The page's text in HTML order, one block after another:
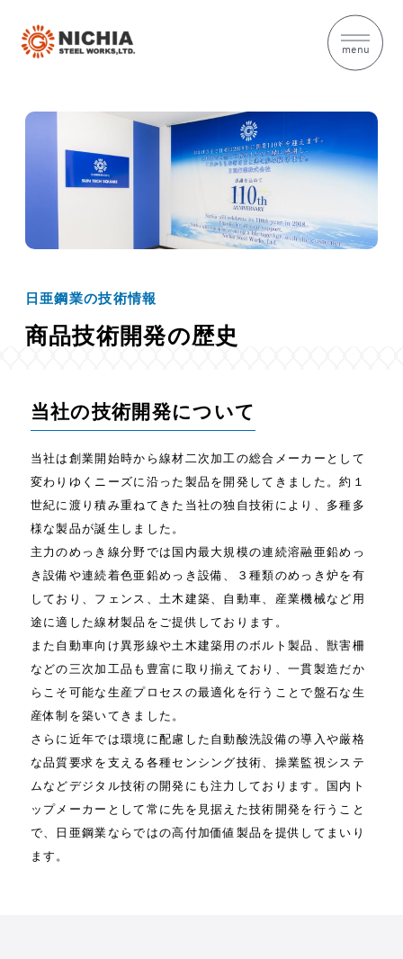
menu
日亜鋼業の技術情報
商品技術開発の歴史
当社の技術開発について
当社は創業開始時から線材二次加工の総合メーカーとして
変わりゆくニーズに沿った製品を開発してきました。約１
世紀に渡り積み重ねてきた当社の独自技術により、多種多
様な製品が誕生しました。
主力のめっき線分野では国内最大規模の連続溶融亜鉛めっ
き設備や連続着色亜鉛めっき設備、３種類のめっき炉を有
しており、フェンス、土木建築、自動車、産業機械など用
途に適した線材製品をご提供しております。
また自動車向け異形線や土木建築用のボルト製品、獣害柵
などの三次加工品も豊富に取り揃えており、一貫製造だか
らこそ可能な生産プロセスの最適化を行うことで盤石な生
産体制を築いてきました。
さらに近年では環境に配慮した自動酸洗設備の導入や厳格
な品質要求を支える各種センシング技術、操業監視システ
ムなどデジタル技術の開発にも注力しております。国内ト
ップメーカーとして常に先を見据えた技術開発を行うこと
で、日亜鋼業ならではの高付加価値製品を提供してまいり
ます。